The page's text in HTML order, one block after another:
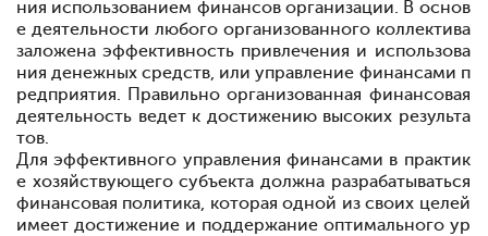
ния использованием финансов организации. В основ
е деятельности любого организованного коллектива
заложена эффективность привлечения и использова
ния денежных средств, или управление финансами п
редприятия. Правильно организованная финансовая
деятельность ведет к достижению высоких результа
тов.
Для эффективного управления финансами в практик
е хозяйствующего субъекта должна разрабатываться
финансовая политика, которая одной из своих целей
имеет достижение и поддержание оптимального ур